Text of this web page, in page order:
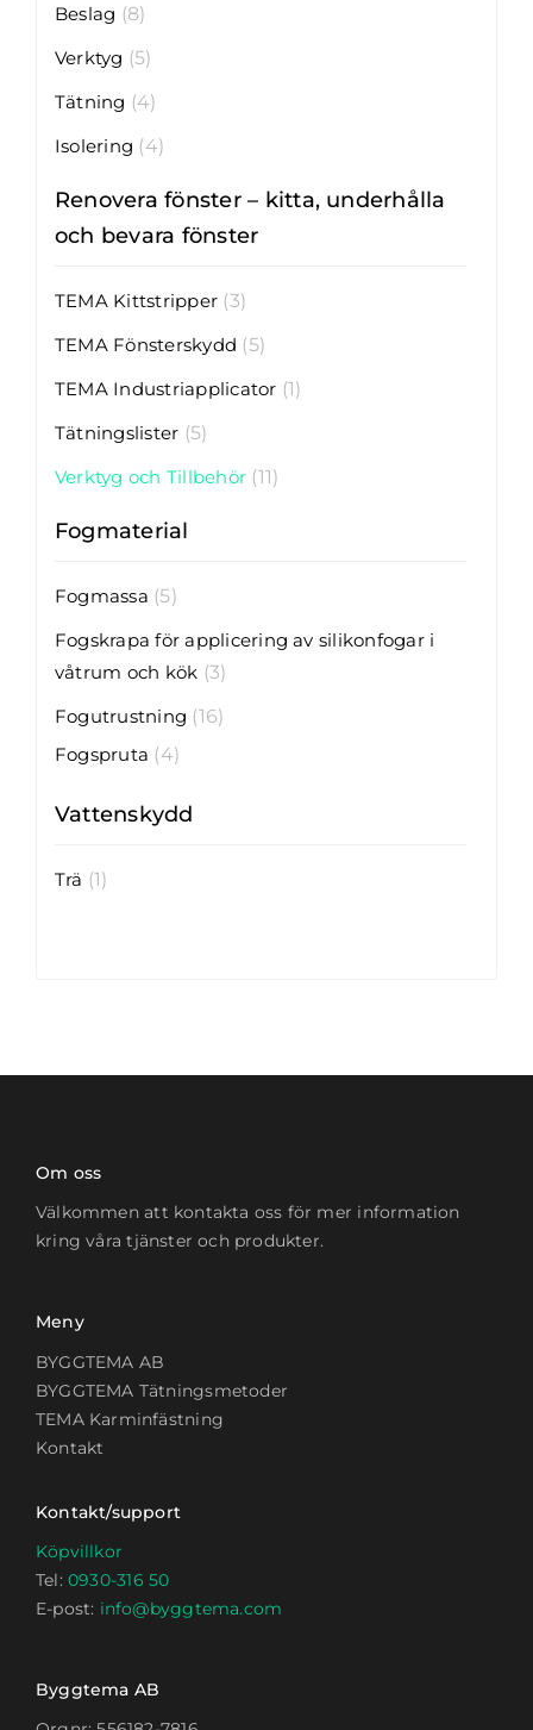
Beslag (8)
Verktyg (5)
Tätning (4)
Isolering (4)
Renovera fönster – kitta, underhålla
och bevara fönster
TEMA Kittstripper (3)
TEMA Fönsterskydd (5)
TEMA Industriapplicator (1)
Tätningslister (5)
Verktyg och Tillbehör (11)
Fogmaterial
Fogmassa (5)
Fogskrapa för applicering av silikonfogar i
våtrum och kök (3)
Fogutrustning (16)
Fogspruta (4)
Vattenskydd
Trä (1)
Om oss
Välkommen att kontakta oss för mer information
kring våra tjänster och produkter.
Meny
BYGGTEMA AB
BYGGTEMA Tätningsmetoder
TEMA Karminfästning
Kontakt
Kontakt/support
Köpvillkor
Tel:0930-316 50
E-post: info@byggtema.com
Byggtema AB